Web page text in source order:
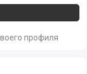
профиля